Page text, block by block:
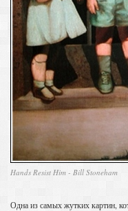
Hands Resist Him - Bill Stoneham
Одна из самых жутких картин,